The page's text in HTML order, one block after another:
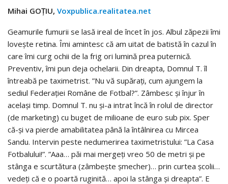
Mihai GOŢIU, Voxpublica.realitatea.net
Geamurile fumurii se lasă ireal de încet în jos. Albul zăpezii îmi
lovește retina. Îmi amintesc că am uitat de batistă în cazul în
care îmi curg ochii de la frig ori lumină prea puternică.
Preventiv, îmi pun deja ochelarii. Din dreapta, Domnul T. îl
întreabă pe taximetrist. ”Nu vă supărați, cum ajungem la
sediul Federației Române de Fotbal?”. Zâmbesc și înjur în
același timp. Domnul T. nu și-a intrat încă în rolul de director
(de marketing) cu buget de milioane de euro sub pix. Sper
că-și va pierde amabilitatea până la întâlnirea cu Mircea
Sandu. Intervin peste nedumerirea taximetristului: ”La Casa
Fotbalului!”. ”Aaa… păi mai mergeți vreo 50 de metri și pe
stânga e scurtătura (zâmbește șmecher)… prin curtea școlii…
vedeți că e o poartă ruginită… apoi la stânga și dreapta”. E